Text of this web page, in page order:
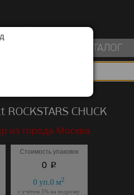
ПОКРЫТИЙ
КАТАЛОГ
ROCKSTARS
CHUCK
из города Москва.
Стоимость упаковок
0 p
0 уп.0 м2
с учётом 5% на подрезку